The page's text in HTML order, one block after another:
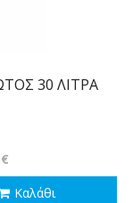
30 ΛΙΤΡΑ
Καλάθι